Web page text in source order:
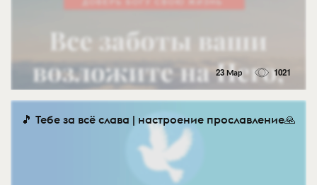
23 Мар 1021
🎵 Тебе за всё слава | настроение прославление🙏